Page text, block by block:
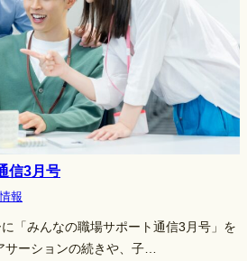
信3月号
情報
「みんなの職場サポート通信3月号」を
サーションの続きや、子…